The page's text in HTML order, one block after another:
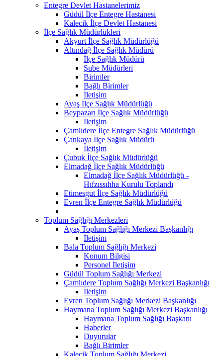
Entegre Devlet Hastanelerimiz
Güdül İlçe Entegre Hastanesi
Kalecik İlçe Devlet Hastanesi
İlçe Sağlık Müdürlükleri
Akyurt İlçe Sağlık Müdürlüğü
Altındağ İlçe Sağlık Müdürü
İlçe Sağlık Müdürü
Şube Müdürleri
Birimler
Bağlı Birimler
İletişim
Ayaş İlçe Sağlık Müdürlüğü
Beypazarı İlçe Sağlık Müdürlüğü
İletişim
Çamlıdere İlçe Entegre Sağlık Müdürlüğü
Çankaya İlçe Sağlık Müdürü
İletişim
Çubuk İlçe Sağlık Müdürlüğü
Elmadağ İlçe Sağlık Müdürlüğü
Elmadağ İlçe Sağlık Müdürlüğü -
Hıfzıssıhha Kurulu Toplandı
Etimesgut İlçe Sağlık Müdürlüğü
Evren İlçe Entegre Sağlık Müdürlüğü
Toplum Sağlığı Merkezleri
Ayaş Toplum Sağlığı Merkezi Başkanlığı
İletişim
Bala Toplum Sağlığı Merkezi
Konum Bilgisi
Personel İletişim
Güdül Toplum Sağlığı Merkezi
Çamlıdere Toplum Sağlığı Merkezi Başkanlığı
İletişim
Evren Toplum Sağlığı Merkezi Başkanlığı
Haymana Toplum Sağlığı Merkezi Başkanlığı
Haymana Toplum Sağlığı Başkanı
Haberler
Duyurular
Bağlı Birimler
Kalecik Toplum Sağlığı Merkezi